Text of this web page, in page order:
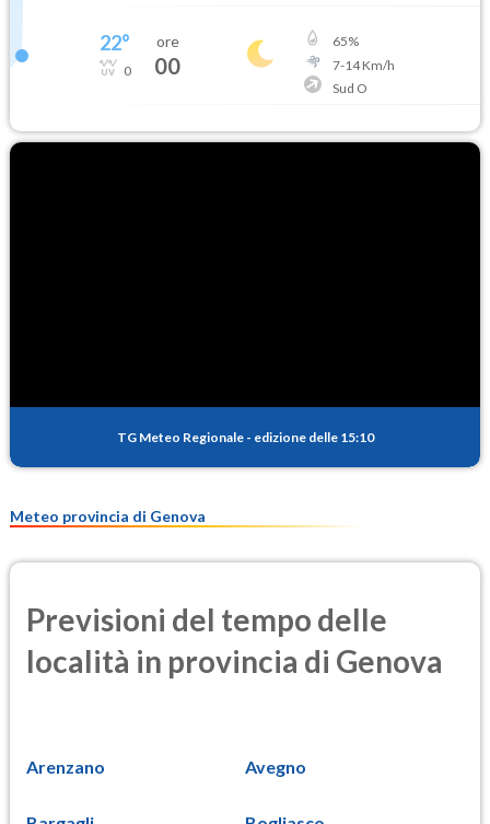
22°
0
ore
00
65%
7-14Km/h
Sud O
TG Meteo Regionale - edizione delle 15:10
Meteo provincia di Genova
Previsioni del tempo delle
località in provincia di Genova
Arenzano Avegno